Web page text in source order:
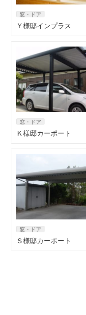
窓・ドア
Ｙ様邸インプラス
窓・ドア
Ｋ様邸カーポート
窓・ドア
Ｓ様邸カーポート